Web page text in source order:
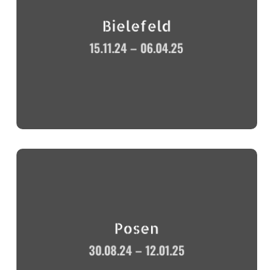
Bielefeld
15.11.24 – 06.04.25
Posen
30.08.24 – 12.01.25